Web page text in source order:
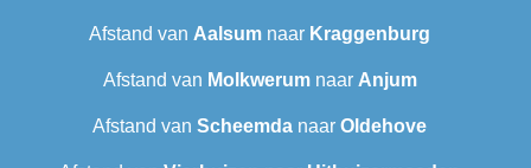
Afstand van Aalsum naar Kraggenburg
Afstand van Molkwerumnaar Anjum
Afstand van Scheemda naar Oldehove